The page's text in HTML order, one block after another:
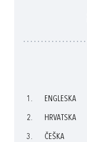
1. ENGLESKA
2. HRVATSKA
3. ČEŠKA